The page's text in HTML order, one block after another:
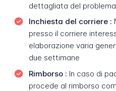
dettagliata del
Inchiesta del corriere :
presso il corriere
elaborazione varia
due settimane
Rimborso : In caso di
procede al rimborso